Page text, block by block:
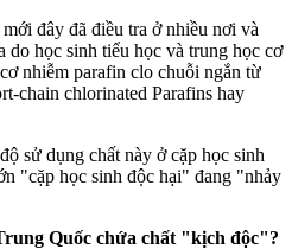
đây đã điều tra ở nhiều nơi và
do học sinh tiểu học và trung học cơ
nhiễm parafin clo chuỗi ngắn từ
chain chlorinated Parafins hay
sử dụng chất này ở cặp học sinh
"cặp học sinh độc hại" đang "nhảy
Quốc chứa chất "kịch độc"?